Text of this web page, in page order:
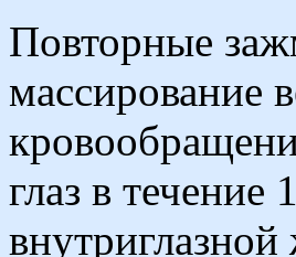
Повторные
массирование
глаз в